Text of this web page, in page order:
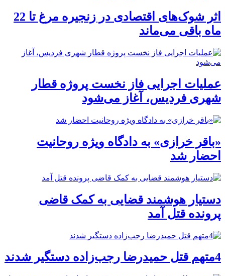
اثر شوک‌های اقتصادی در زنجیره مرغ تا 22
ماه باقی می‌ماند
عملیات اجرایی فاز نخست پروژه قطار
شهری فردیس، آغاز می‌شود
«باقر خرازی» به دادگاه ویژه روحانیت
احضار شد
دستیار هوشمند قضایی به کمک قاضی
پرونده قتل آمد
4متهم قتل حمیدرضا رجب‌زاده دستگیر شدند